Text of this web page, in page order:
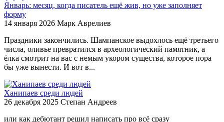
Январь: месяц, когда писатель ещё жив, но уже заполняет
форму
14 января 2026 Марк Аврелиев
Праздники закончились. Шампанское выдохлось ещё третьего
числа, оливье превратился в археологический памятник, а
ёлка смотрит на вас с немым укором существа, которое пора
бы уже вынести. И вот в...
Ханипаев среди людей
26 декабря 2025 Степан Андреев
или как дебютант решил написать про всё сразу